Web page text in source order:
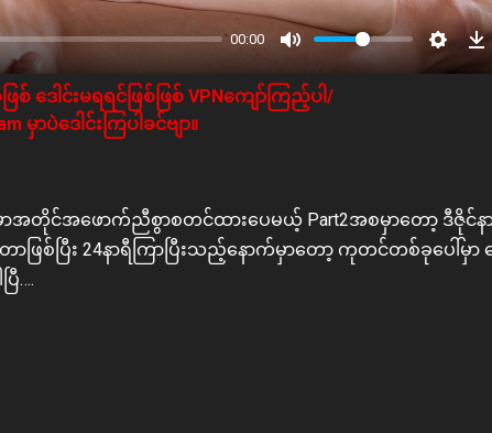
00:00
ေါင်းမရရင်ဖြစ်ဖြစ် VPNကျော်ကြည့်ပါ/
မှာပဲဒေါင်းကြပါခင်ဗျာ။
ာအတိုင်အဖောက်ညီစွာစတင်ထားပေမယ့် Part2အစမှာတော့ ဒီဇိုင်
စ်ပြီး 24နာရီကြာပြီးသည့်နောက်မှာတော့ ကုတင်တစ်ခုပေါ်မှာ
….